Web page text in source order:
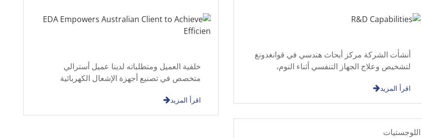
خلفية العميل ومتطلباته لدينا عميل أسترالي
متخصص في تصنيع أجهزة الإشعال الكهربائية
للغاية
اقرأ المزيد
أنشأت الشركة مركز أبحاث هندسي في قوانغدونغ
لتشخيص وعلاج الجهاز التنفسي أثناء النوم،
اقرأ المزيد
اللوجستيات